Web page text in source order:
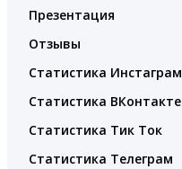
Презентация
Отзывы
Статистика Инстаграм
Статистика ВКонтакте
Статистика Тик Ток
Статистика Телеграм